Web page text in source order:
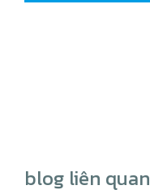
blog liên quan